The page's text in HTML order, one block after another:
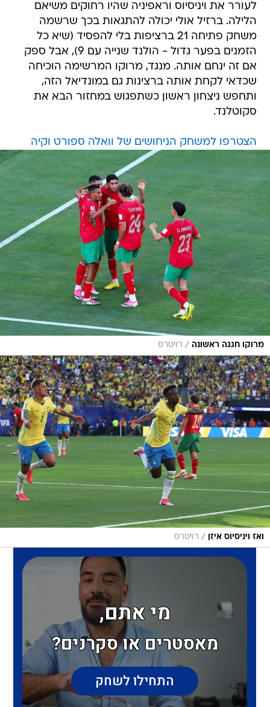
לעורר את ויניסיוס וראפיניה שהיו רחוקים משיאם
הלילה. ברזיל אולי יכולה להתגאות בכך שרשמה
משחק פתיחה 21 ברציפות בלי להפסיד (שיא כל
הזמנים בפער גדול - הולנד שנייה עם 9), אבל ספק
אם זה ינחם אותה. מנגד, מרוקו המרשימה הוכיחה
שכדאי לקחת אותה ברצינות גם במונדיאל הזה,
ותחפש ניצחון ראשון כשתפגוש במחזור הבא את
סקוטלנד.
הצטרפו למשחק הניחושים של וואלה ספורט וקיה
מרוקו חגגה ראשונה / רויטרס
ואז ויניסיוס איזן / רויטרס